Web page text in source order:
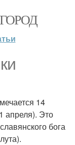
14
апреля). Это
бога